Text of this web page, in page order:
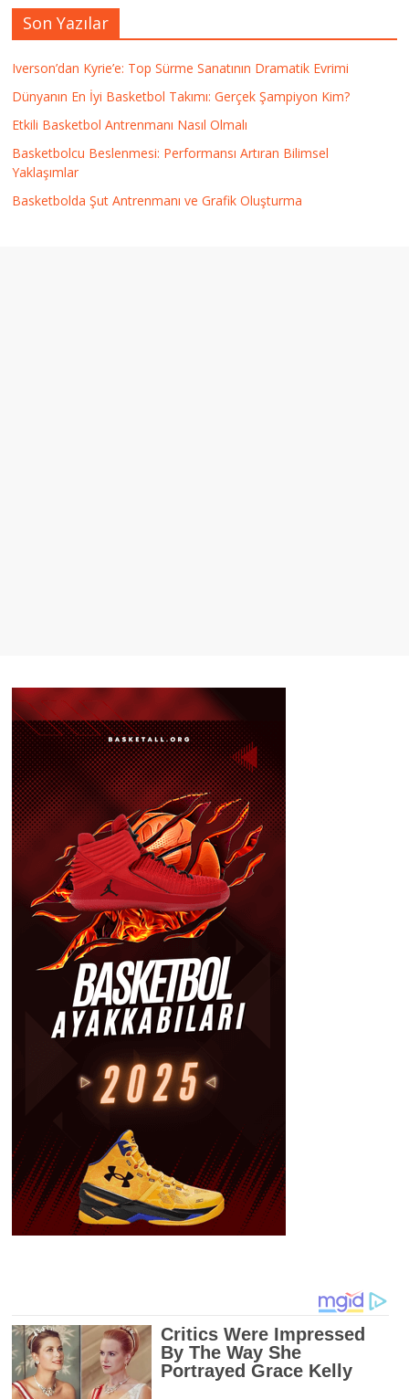
Son Yazılar
Iverson’dan Kyrie’e: Top Sürme Sanatının Dramatik Evrimi
Dünyanın En İyi Basketbol Takımı: Gerçek Şampiyon Kim?
Etkili Basketbol Antrenmanı Nasıl Olmalı
Basketbolcu Beslenmesi: Performansı Artıran Bilimsel
Yaklaşımlar
Basketbolda Şut Antrenmanı ve Grafik Oluşturma